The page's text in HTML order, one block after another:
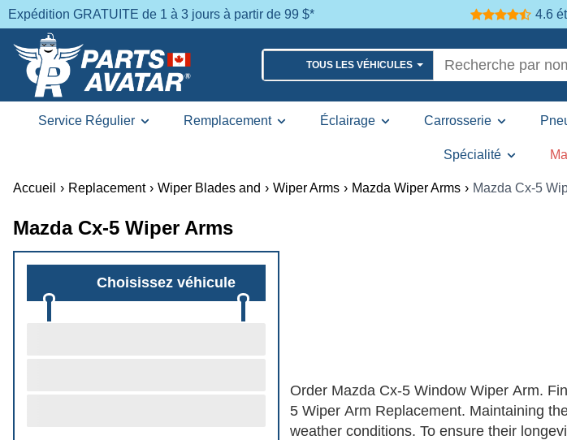
Expédition GRATUITE de 1 à 3 jours à partir de 99 $* 4.6
TOUS LES VÉHICULES
Service Régulier Remplacement Éclairage Carrosserie
Spécialité
Accueil › Replacement › Wiper Blades and › Wiper Arms › Mazda Wiper Arms › Mazda Cx-5
Mazda Cx-5 Wiper Arms
Choisissez véhicule
Order Mazda Cx-5 Window Wiper Arm.
5 Wiper Arm Replacement. Maintaining
weather conditions. To ensure their